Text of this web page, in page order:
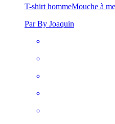
T-shirt hommeMouche à
Par By Joaquin